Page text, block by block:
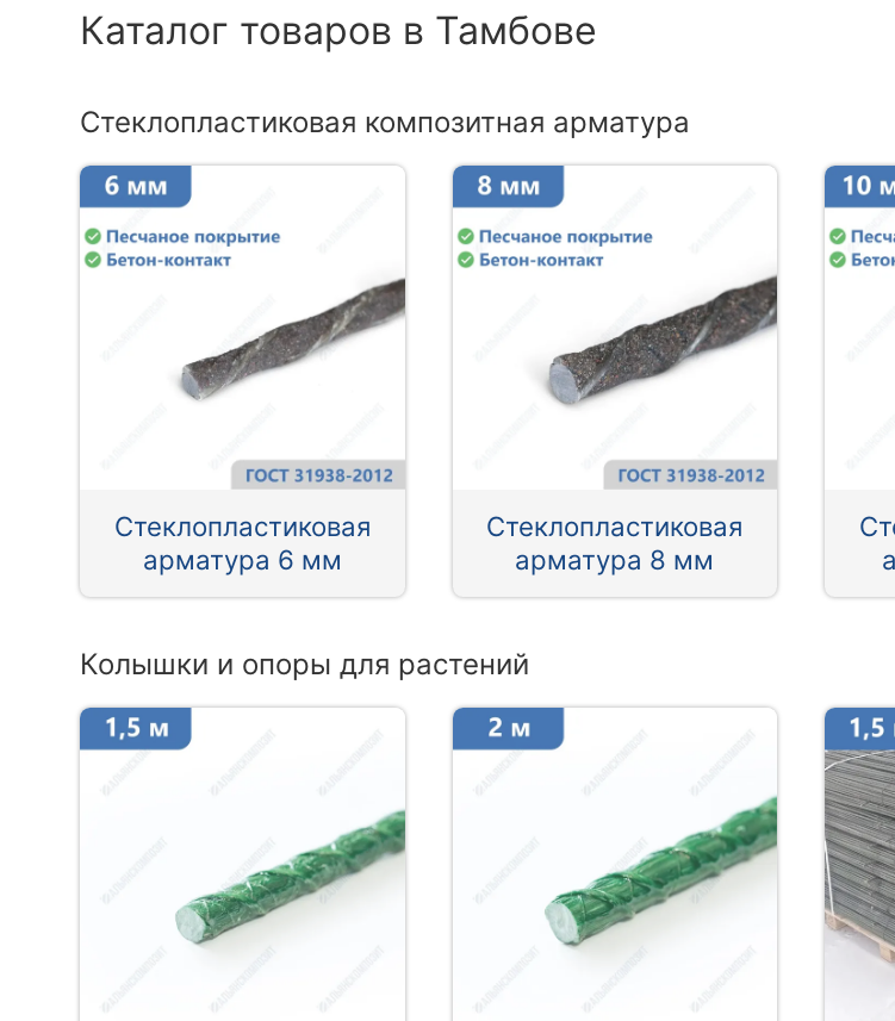
Каталог товаров в Тамбове
Стеклопластиковая композитная арматура
Стеклопластиковая
арматура 6 мм
Стеклопластиковая
арматура 8 мм
Колышки и опоры для растений